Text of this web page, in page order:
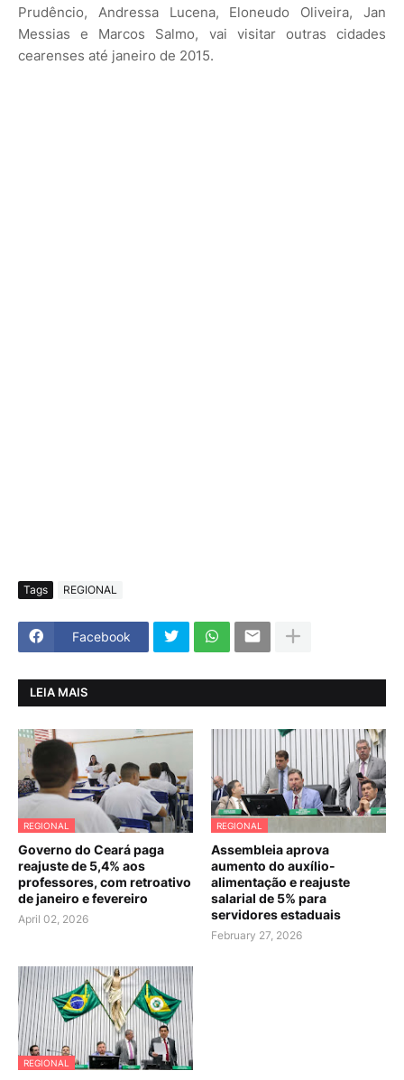
Prudêncio, Andressa Lucena, Eloneudo Oliveira, Jan
Messias e Marcos Salmo, vai visitar outras cidades
cearenses até janeiro de 2015.
Tags REGIONAL
Facebook
LEIA MAIS
REGIONAL
Governo do Ceará paga
reajuste de 5,4% aos
professores, com retroativo
de janeiro e fevereiro
April 02, 2026
REGIONAL
Assembleia aprova
aumento do auxílio-
alimentação e reajuste
salarial de 5% para
servidores estaduais
February 27, 2026
REGIONAL